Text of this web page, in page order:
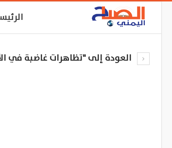
العودة إلى "تظاهرات غاضبة في